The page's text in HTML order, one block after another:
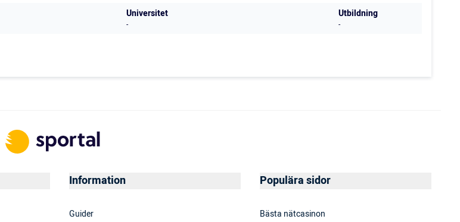
Universitet
-
Utbildning
-
Information
Guider
Populära sidor
Bästa nätcasinon